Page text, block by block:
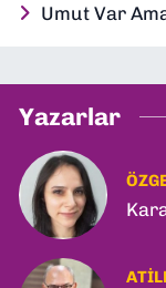
Umut Var
Yazarlar